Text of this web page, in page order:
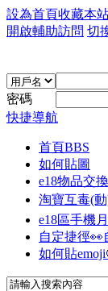
設為首頁收藏本
開啟輔助訪問 切
密碼
快捷導航
首頁BBS
如何貼圖
e18物品交
淘寶互毒(
e18區手機
自定捷徑👀
如何貼